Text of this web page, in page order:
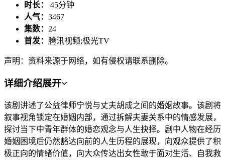
时长： 45分钟
人气： 3467
集数： 24
首发： 腾讯视频;极光TV
声明：资料来源于网络，如有侵权请联系删除。
详细介绍展开
该剧讲述了公益律师宁悦与丈夫胡成之间的婚姻故事。该剧将
叙事视角锁定在婚姻内部，通过拆解夫妻关系中的情感发展，
探讨当下中青年群体的婚恋观念与人生抉择。剧中人物在经历
婚姻困境后仍然豁达向前的人生历程的展现，向观众提供了积
极正向的情绪价值，向大众传达出女性敢于面对生活、自我救